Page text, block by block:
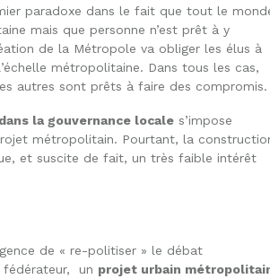
paradoxe dans le fait que tout le
mais que personne n’est prêt à y
de la Métropole va obliger les élus à
métropolitaine. Dans tous les cas,
autres sont prêts à faire des compromis.
la gouvernance locale s’impose
métropolitain. Pourtant, la
et suscite de fait, un très faible intérêt
de « re-politiser » le débat
fédérateur, un projet urbain